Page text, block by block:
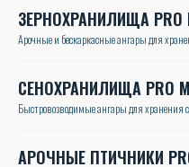
ЗЕРНОХРАНИЛИЩА PRO
Арочные и бескаркасные ангары для
СЕНОХРАНИЛИЩА PRO
Быстровозводимые ангары для хранения
АРОЧНЫЕ ПТИЧНИКИ